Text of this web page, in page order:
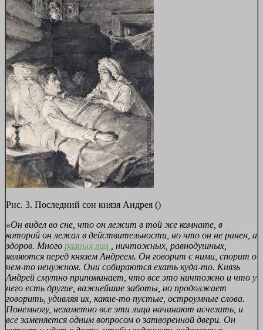
Рис. 3. Последний сон князя Андрея ()
«Он видел во сне, что он лежит в той же комнате, в
которой он лежал в действительности, но что он не ранен, а
здоров. Много разных лиц
, ничтожных, равнодушных,
являются перед князем Андреем. Он говорит с ними, спорит о
чем-то ненужном. Они собираются ехать куда-то. Князь
Андрей смутно припоминает, что все это ничтожно и что у
него есть другие, важнейшие заботы, но продолжает
говорить, удивляя их, какие-то пустые, остроумные слова.
Понемногу, незаметно все эти лица начинают исчезать, и
все заменяется одним вопросом о затворенной двери. Он